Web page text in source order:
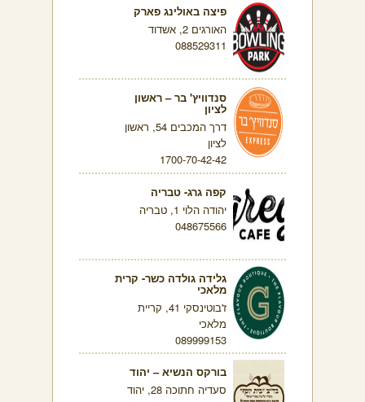
פיצה באולינג פארק
האורגים 2, אשדוד
088529311
סנדוויץ' בר – ראשון
לציון
דרך המכבים 54, ראשון
לציון
1700-70-42-42
קפה גרג- טבריה
יהודה הלוי 1, טבריה
048675566
גלידה גולדה כשר- קרית
מלאכי
ז'בוטינסקי 41, קריית
מלאכי
089999153
בורקס הנשיא – יהוד
סעדיה חתוכה 28, יהוד